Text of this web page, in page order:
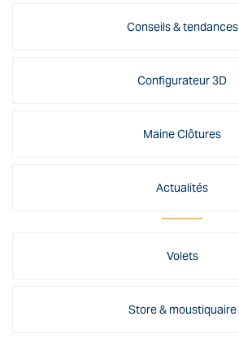
Conseils & tendances
Configurateur 3D
Maine Clôtures
Actualités
Volets
Store & moustiquaire